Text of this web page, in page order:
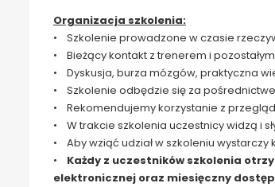
Organizacja szkolenia:
• Szkolenie prowadzone w czasie
• Bieżący kontakt z trenerem i
• Dyskusja, burza mózgów, praktyczna
• Szkolenie odbędzie się za
• Rekomendujemy korzystanie z
• W trakcie szkolenia uczestnicy widzą i
• Aby wziąć udział w szkoleniu
•
Każdy z uczestników szkolenia
elektronicznej oraz miesięczny